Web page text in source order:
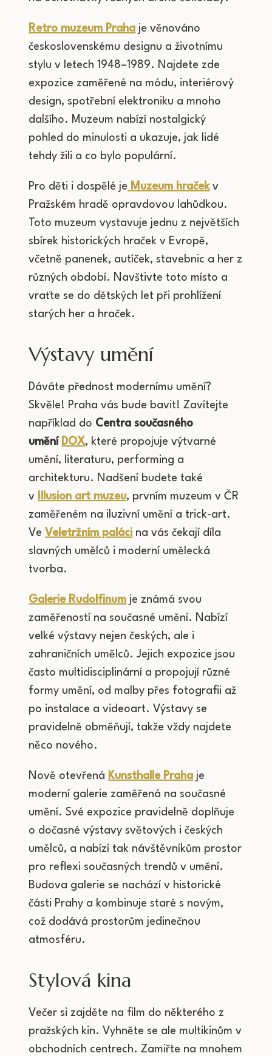
Retro muzeum Praha je věnováno
československému designu a životnímu
stylu v letech 1948–1989. Najdete zde
expozice zaměřené na módu, interiérový
design, spotřební elektroniku a mnoho
dalšího. Muzeum nabízí nostalgický
pohled do minulosti a ukazuje, jak lidé
tehdy žili a co bylo populární.
Pro děti i dospělé je Muzeum hračekv
Pražském hradě opravdovou lahůdkou.
Toto muzeum vystavuje jednu z největších
sbírek historických hraček v Evropě,
včetně panenek, autíček, stavebnic a her z
různých období. Navštivte toto místo a
vraťte se do dětských let při prohlížení
starých her a hraček.
Výstavy umění
Dáváte přednost modernímu umění?
Skvěle! Praha vás bude bavit! Zavítejte
například do Centra současného
umění DOX, které propojuje výtvarné
umění, literaturu, performing a
architekturu. Nadšení budete také
v
Illusion art muzeu, prvním muzeum v ČR
zaměřeném na iluzivní umění a trick-art.
Ve Veletržním paláci na vás čekají díla
slavných umělců i moderní umělecká
tvorba.
Galerie Rudolfinum je známá svou
zaměřeností na současné umění. Nabízí
velké výstavy nejen českých, ale i
zahraničních umělců. Jejich expozice jsou
často multidisciplinární a propojují různé
formy umění, od malby přes fotografii až
po instalace a videoart. Výstavy se
pravidelně obměňují, takže vždy najdete
něco nového.
Nově otevřená Kunsthalle Praha je
moderní galerie zaměřená na současné
umění. Své expozice pravidelně doplňuje
o dočasné výstavy světových i českých
umělců, a nabízí tak návštěvníkům prostor
pro reflexi současných trendů v umění.
Budova galerie se nachází v historické
části Prahy a kombinuje staré s novým,
což dodává prostorům jedinečnou
atmosféru.
Stylová kina
Večer si zajděte na film do některého z
pražských kin. Vyhněte se ale multikinům v
obchodních centrech. Zamiřte na mnohem